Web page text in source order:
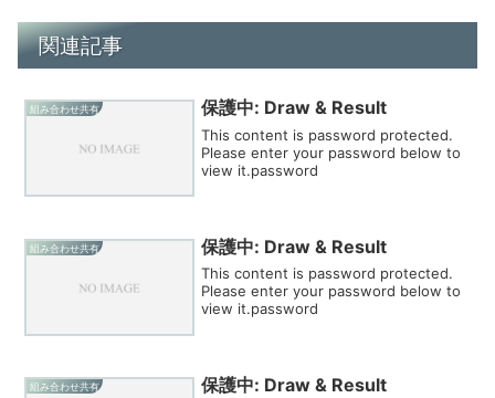
関連記事
組み合わせ共有 保護中: Draw & Result
This content is password protected.
Please enter your password below to
view it.password
組み合わせ共有 保護中: Draw & Result
This content is password protected.
Please enter your password below to
view it.password
組み合わせ共有 保護中: Draw & Result